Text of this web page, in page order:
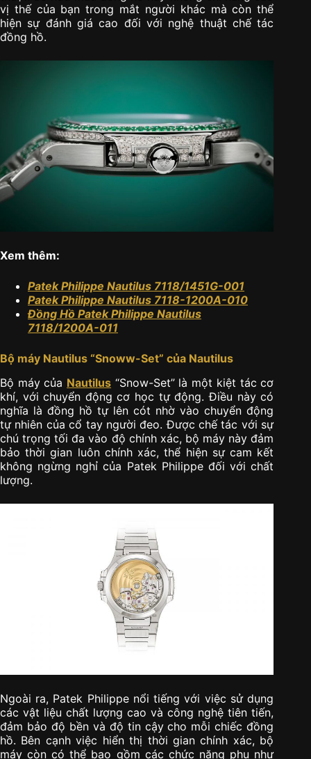
vị thế của bạn trong mắt người khác mà còn thể
hiện sự đánh giá cao đối với nghệ thuật chế tác
đồng hồ.
Xem thêm:
Patek Philippe Nautilus 7118/1451G-001
Patek Philippe Nautilus 7118-1200A-010
Đồng Hồ Patek Philippe Nautilus
7118/1200A-011
Bộ máy Nautilus “Snoww-Set” của Nautilus
Bộ máy của Nautilus “Snow-Set” là một kiệt tác cơ
khí, với chuyển động cơ học tự động. Điều này có
nghĩa là đồng hồ tự lên cót nhờ vào chuyển động
tự nhiên của cổ tay người đeo. Được chế tác với sự
chú trọng tối đa vào độ chính xác, bộ máy này đảm
bảo thời gian luôn chính xác, thể hiện sự cam kết
không ngừng nghỉ của Patek Philippe đối với chất
lượng.
Ngoài ra, Patek Philippe nổi tiếng với việc sử dụng
các vật liệu chất lượng cao và công nghệ tiên tiến,
đảm bảo độ bền và độ tin cậy cho mỗi chiếc đồng
hồ. Bên cạnh việc hiển thị thời gian chính xác, bộ
máy còn có thể bao gồm các chức năng phụ như